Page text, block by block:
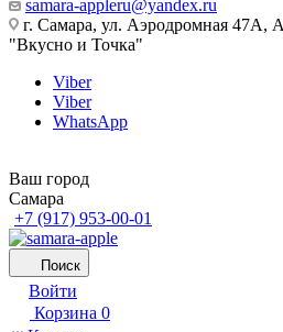
samara-appleru@yandex.ru
г. Самара, ул. Аэродромная 47А,
"Вкусно и Точка"
Viber
Viber
WhatsApp
Ваш город
Самара
+7 (917) 953-00-01
Поиск
Войти
Корзина 0